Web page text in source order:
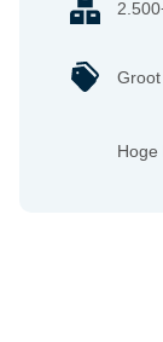
Hoge